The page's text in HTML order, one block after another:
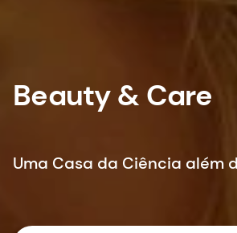
Beauty & Care
Uma Casa da Ciência além